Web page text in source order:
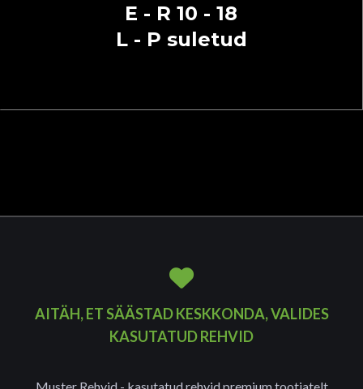
E - R 10 - 18
L - P suletud
AITÄH, ET SÄÄSTAD KESKKONDA, VALIDES
KASUTATUD REHVID